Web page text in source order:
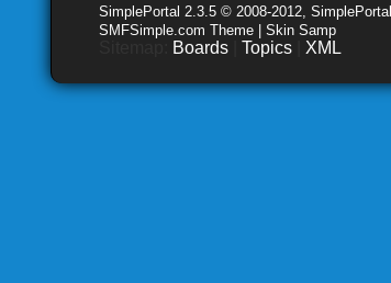
SimplePortal 2.3.5 © 2008-2012, SimplePortal
SMFSimple.com Theme | Skin Samp
Boards |Topics XML